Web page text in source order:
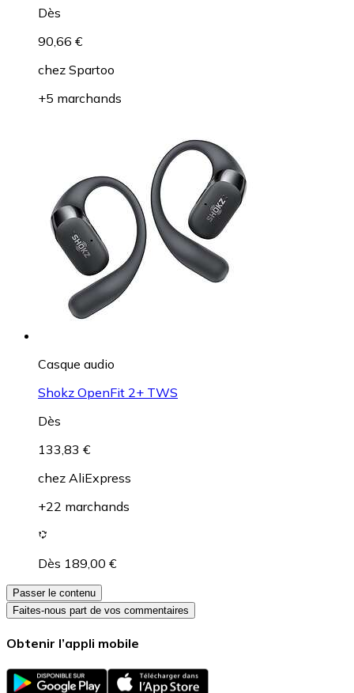
Dès
90,66 €
chez Spartoo
+5 marchands
Casque audio
Shokz OpenFit 2+ TWS
Dès
133,83 €
chez AliExpress
+22 marchands
Dès 189,00 €
Passer le contenu
Faites-nous part de vos commentaires
Obtenir l’appli mobile